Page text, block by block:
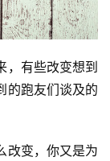
，有些改变想到
的跑友们谈及的
改变，你又是为